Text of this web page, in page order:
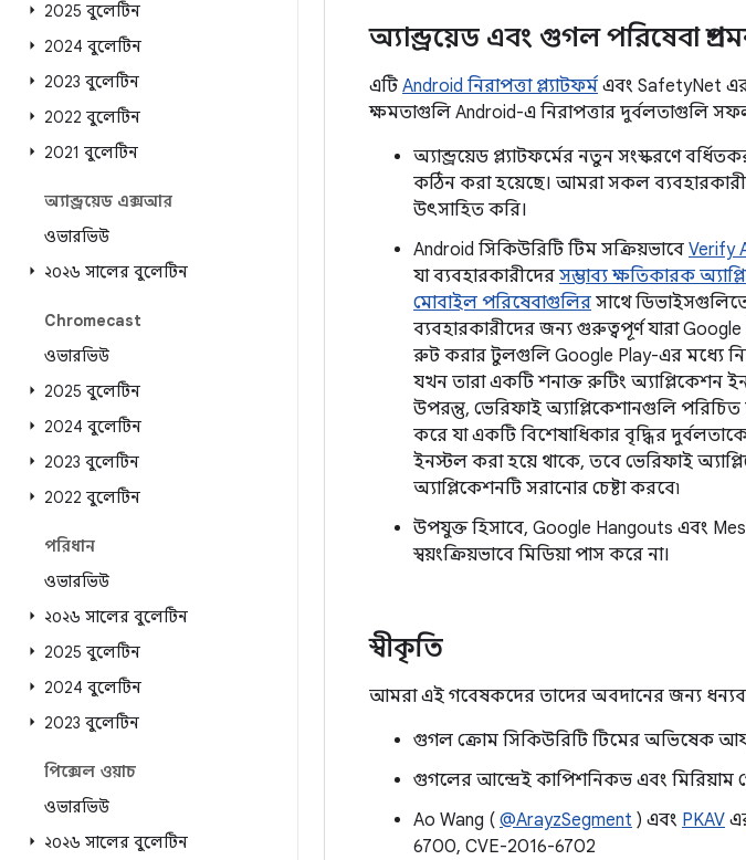
2025 বুলেটিন
2024 বুলেটিন
2023 বুলেটিন
2022 বুলেটিন
2021 বুলেটিন
অ্যান্ড্রয়েড এক্সআর
ওভারভিউ
২০২৬ সালের বুলেটিন
Chromecast
ওভারভিউ
2025 বুলেটিন
2024 বুলেটিন
2023 বুলেটিন
2022 বুলেটিন
পরিধান
ওভারভিউ
২০২৬ সালের বুলেটিন
2025 বুলেটিন
2024 বুলেটিন
2023 বুলেটিন
পিক্সেল ওয়াচ
ওভারভিউ
২০২৬ সালের বুলেটিন
অ্যান্ড্রয়েড এবং গুগল পরিষেবা
এটি Android নিরাপত্তা প্ল্যাটফর্ম এবং SafetyNet এর
ক্ষমতাগুলি Android-এ নিরাপত্তার দুর্বলতাগুলি
অ্যান্ড্রয়েড প্ল্যাটফর্মের নতুন সংস্করণে
কঠিন করা হয়েছে। আমরা সকল
উৎসাহিত করি।
Android সিকিউরিটি টিম সক্রিয়ভাবে Verify
যা ব্যবহারকারীদের সম্ভাব্য ক্ষতিকারক
মোবাইল পরিষেবাগুলির সাথে
ব্যবহারকারীদের জন্য গুরুত্বপূর্ণ যারা
রুট করার টুলগুলি Google Play-এর মধ্যে
যখন তারা একটি শনাক্ত রুটিং অ্যাপ্লিকেশন
উপরন্তু, ভেরিফাই অ্যাপ্লিকেশানগুলি
করে যা একটি বিশেষাধিকার বৃদ্ধির
ইনস্টল করা হয়ে থাকে, তবে ভেরিফাই
অ্যাপ্লিকেশনটি সরানোর চেষ্টা করবে৷
উপযুক্ত হিসাবে, Google Hangouts এবং
স্বয়ংক্রিয়ভাবে মিডিয়া পাস করে না।
স্বীকৃতি
আমরা এই গবেষকদের তাদের অবদানের জন্য
গুগল ক্রোম সিকিউরিটি টিমের অভিষেক আর্য,
গুগলের আন্দ্রেই কাপিশনিকভ এবং মিরিয়াম
Ao Wang ( @ArayzSegment ) এবং PKAV
6700, CVE-2016-6702